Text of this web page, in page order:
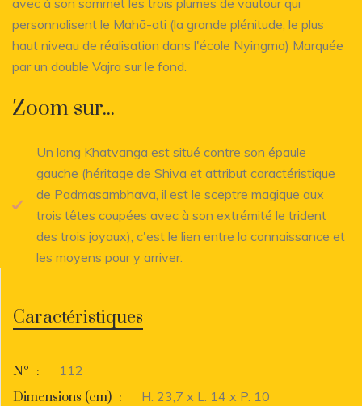
personnalisent le Mahā-ati (la grande plénitude, le plus
haut niveau de réalisation dans l'école Nyingma) Marquée
par un double Vajra sur le fond.
Zoom sur...
Un long Khatvanga est situé contre son épaule
gauche (héritage de Shiva et attribut caractéristique
de Padmasambhava, il est le sceptre magique aux
trois têtes coupées avec à son extrémité le trident
des trois joyaux), c'est le lien entre la connaissance et
les moyens pour y arriver.
Caractéristiques
N° :
112
Dimensions (cm) :
H. 23,7 x L. 14 x P. 10